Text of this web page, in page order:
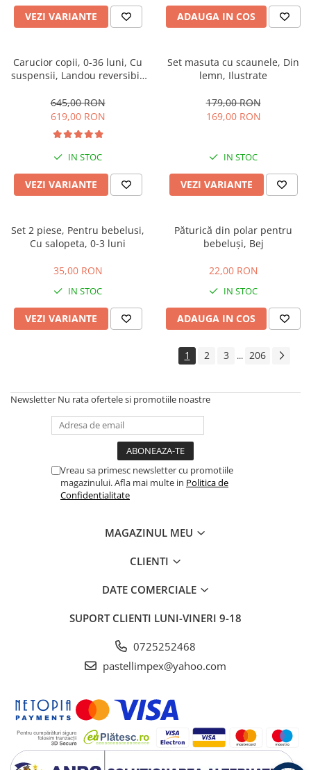
VEZI VARIANTE ADAUGA IN COS
Carucior copii, 0-36 luni, Cu
suspensii, Landou reversibil,
Roata cauciuc
645,00 RON
619,00 RON
IN STOC
VEZI VARIANTE
Set masuta cu scaunele, Din
lemn, Ilustrate
179,00 RON
169,00 RON
IN STOC
VEZI VARIANTE
Set 2 piese, Pentru bebelusi,
Cu salopeta, 0-3 luni
35,00 RON
IN STOC
VEZI VARIANTE
Păturică din polar pentru
bebeluși, Bej
22,00 RON
IN STOC
ADAUGA IN COS
1 2 3 ... 206
Newsletter Nu rata ofertele si promotiile noastre
Vreau sa primesc newsletter cu promotiile
magazinului. Afla mai multe in Politica de
Confidentialitate
MAGAZINUL MEU
CLIENTI
DATE COMERCIALE
SUPORT CLIENTI LUNI-VINERI 9-18
0725252468
pastellimpex@yahoo.com